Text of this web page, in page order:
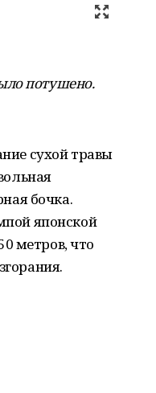
потушено.
сухой травы
бочка.
японской
метров, что